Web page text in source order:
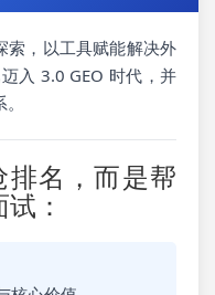
索，以工具赋能解决外
入 3.0 GEO 时代，并
名，而是帮
：